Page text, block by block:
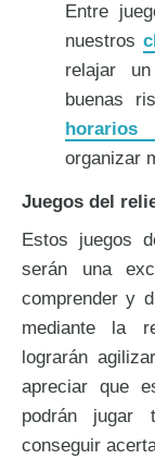
Entre
nuestros
relajar
buenas
horarios
organizar
Juegos del
Estos juegos
serán una
comprender y
mediante la
lograrán
apreciar que
podrán jugar
conseguir